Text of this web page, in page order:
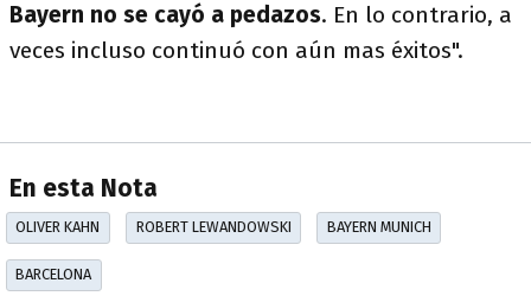
Bayern no se cayó a pedazos. En lo contrario, a
veces incluso continuó con aún mas éxitos".
En esta Nota
OLIVER KAHN ROBERT LEWANDOWSKI BAYERN MUNICH
BARCELONA